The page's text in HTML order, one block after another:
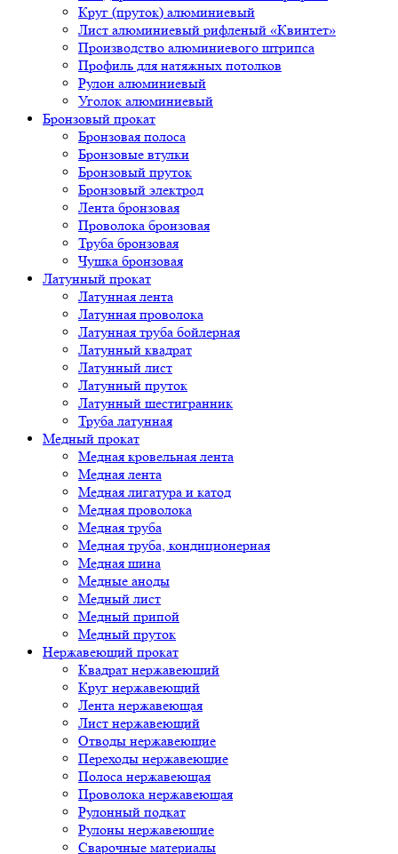
Круг (пруток) алюминиевый
Лист алюминиевый рифленый «Квинтет»
Производство алюминиевого штрипса
Профиль для натяжных потолков
Рулон алюминиевый
Уголок алюминиевый
Бронзовый прокат
Бронзовая полоса
Бронзовые втулки
Бронзовый пруток
Бронзовый электрод
Лента бронзовая
Проволока бронзовая
Труба бронзовая
Чушка бронзовая
Латунный прокат
Латунная лента
Латунная проволока
Латунная труба бойлерная
Латунный квадрат
Латунный лист
Латунный пруток
Латунный шестигранник
Труба латунная
Медный прокат
Медная кровельная лента
Медная лента
Медная лигатура и катод
Медная проволока
Медная труба
Медная труба, кондиционерная
Медная шина
Медные аноды
Медный лист
Медный припой
Медный пруток
Нержавеющий прокат
Квадрат нержавеющий
Круг нержавеющий
Лента нержавеющая
Лист нержавеющий
Отводы нержавеющие
Переходы нержавеющие
Полоса нержавеющая
Проволока нержавеющая
Рулонный подкат
Рулоны нержавеющие
Сварочные материалы